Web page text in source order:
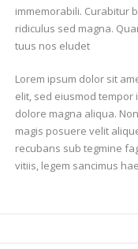
immemorabili. Curabitur
ridiculus sed magna.
tuus nos eludet
Lorem ipsum dolor sit
elit, sed eiusmod tempor
dolore magna aliqua.
magis posuere velit
recubans sub tegmine
vitiis, legem sancimus